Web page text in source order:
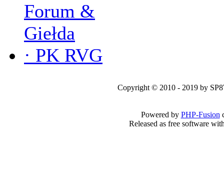
Forum &
Giełda
· PK RVG
Copyright © 2010 - 2019 by
Powered by PHP-Fusion
Released as free software